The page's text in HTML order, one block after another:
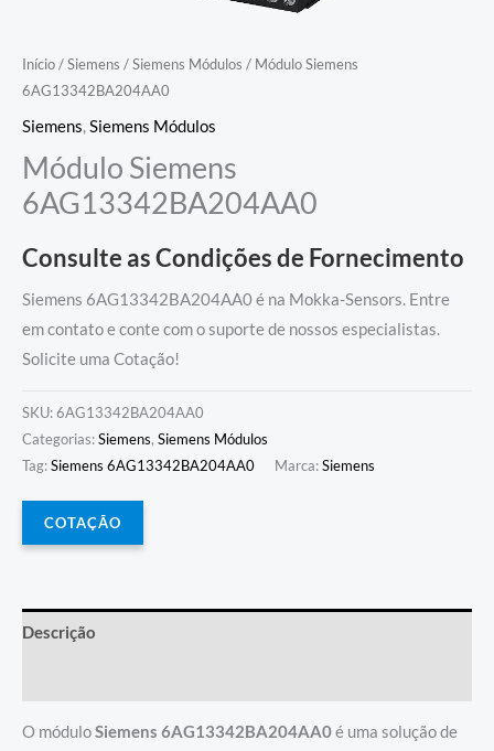
Início/Siemens /Siemens Módulos / Módulo Siemens
6AG13342BA204AA0
Siemens,Siemens Módulos
Módulo Siemens
6AG13342BA204AA0
Consulte as Condições de Fornecimento
Siemens 6AG13342BA204AA0 é na Mokka-Sensors. Entre
em contato e conte com o suporte de nossos especialistas.
Solicite uma Cotação!
SKU:6AG13342BA204AA0
Categorias:Siemens, Siemens Módulos
Tag:Siemens 6AG13342BA204AA0 Marca:Siemens
COTAÇÃO
Descrição
O móduloSiemens 6AG13342BA204AA0é uma solução de